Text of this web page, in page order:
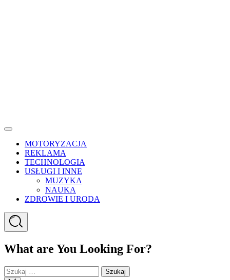
Menu
MOTORYZACJA
REKLAMA
TECHNOLOGIA
USŁUGI I INNE
MUZYKA
NAUKA
ZDROWIE I URODA
Search
What are You Looking For?
Szukaj: